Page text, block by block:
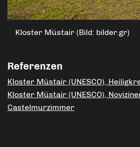
Kloster Müstair (Bild: bilder.gr)
Referenzen
Kloster Müstair (UNESCO),
Kloster Müstair (UNESCO),
Castelmurzimmer